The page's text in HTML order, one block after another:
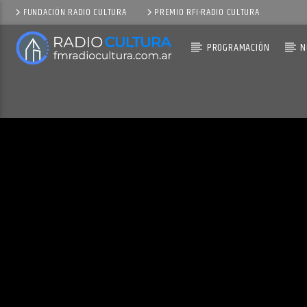
FUNDACIÓN RADIO CULTURA PREMIO RFI-RADIO CULTURA
PROGRAMACIÓN